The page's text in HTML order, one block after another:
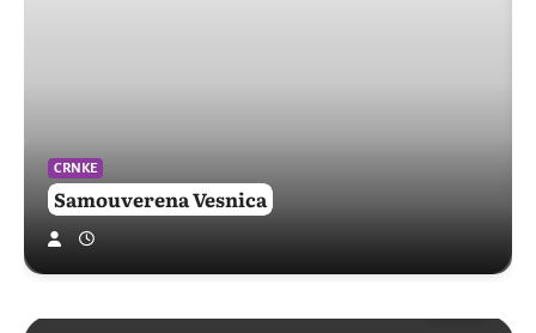
CRNKE
Samouverena Vesnica